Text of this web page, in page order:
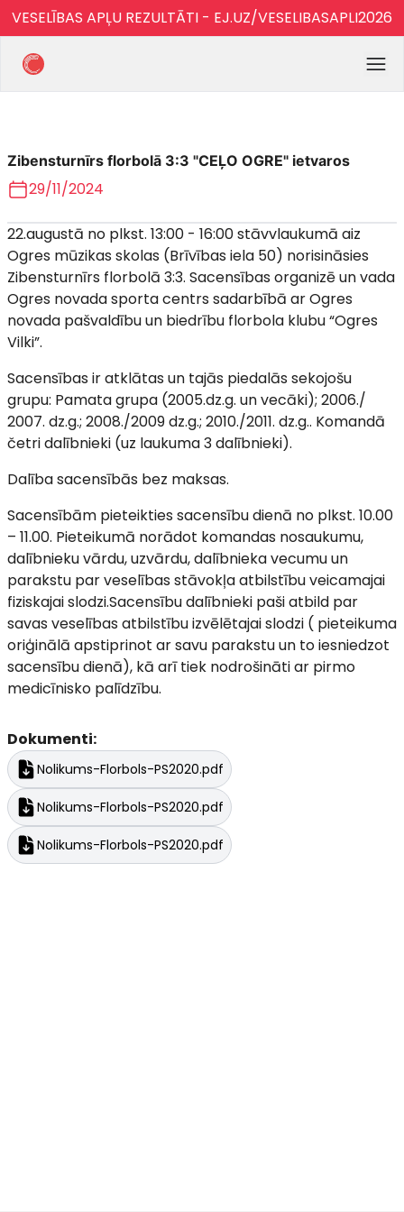
VESELĪBAS APĻU REZULTĀTI - EJ.UZ/VESELIBASAPLI2026
Zibensturnīrs florbolā 3:3 "CEĻO OGRE" ietvaros
29/11/2024
22.augustā no plkst. 13:00 - 16:00 stāvvlaukumā aiz
Ogres mūzikas skolas (Brīvības iela 50) norisināsies
Zibensturnīrs florbolā 3:3. Sacensības organizē un vada
Ogres novada sporta centrs sadarbībā ar Ogres
novada pašvaldību un biedrību florbola klubu “Ogres
Vilki”.
Sacensības ir atklātas un tajās piedalās sekojošu
grupu: Pamata grupa (2005.dz.g. un vecāki); 2006./
2007. dz.g.; 2008./2009 dz.g.; 2010./2011. dz.g.. Komandā
četri dalībnieki (uz laukuma 3 dalībnieki).
Dalība sacensībās bez maksas.
Sacensībām pieteikties sacensību dienā no plkst. 10.00
– 11.00. Pieteikumā norādot komandas nosaukumu,
dalībnieku vārdu, uzvārdu, dalībnieka vecumu un
parakstu par veselības stāvokļa atbilstību veicamajai
fiziskajai slodzi.Sacensību dalībnieki paši atbild par
savas veselības atbilstību izvēlētajai slodzi ( pieteikuma
oriģinālā apstiprinot ar savu parakstu un to iesniedzot
sacensību dienā), kā arī tiek nodrošināti ar pirmo
medicīnisko palīdzību.
Dokumenti:
Nolikums-Florbols-PS2020.pdf
Nolikums-Florbols-PS2020.pdf
Nolikums-Florbols-PS2020.pdf